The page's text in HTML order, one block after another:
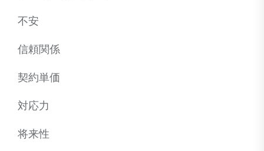
不安
信頼関係
契約単価
対応力
将来性